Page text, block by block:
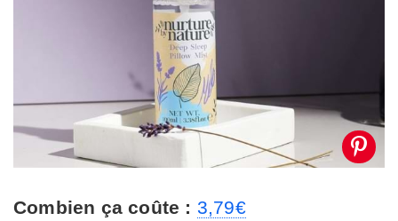
Combien ça coûte : 3,79€